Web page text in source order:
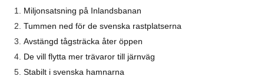
Miljonsatsning på Inlandsbanan
Tummen ned för de svenska rastplatserna
Avstängd tågsträcka åter öppen
De vill flytta mer trävaror till järnväg
Stabilt i svenska hamnarna